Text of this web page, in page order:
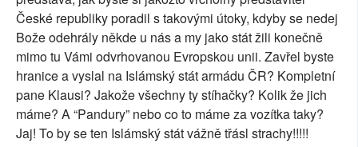
České republiky poradil s takovými útoky, kdyby se nedej
Bože odehrály někde u nás a my jako stát žili konečně
mimo tu Vámi odvrhovanou Evropskou unii. Zavřel byste
hranice a vyslal na Islámský stát armádu ČR? Kompletní
pane Klausi? Jakože všechny ty stíhačky? Kolik že jich
máme? A “Pandury” nebo co to máme za vozítka taky?
Jaj! To by se ten Islámský stát vážně třásl strachy!!!!!